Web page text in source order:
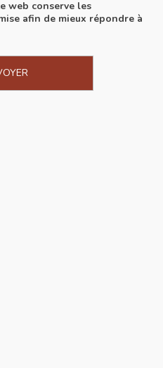
web conserve les
afin de mieux répondre à